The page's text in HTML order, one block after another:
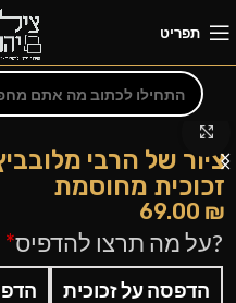
תפריט
ציור של הרבי
זכוכית מחוסמת
69.00 ₪
?על מה תרצו להדפיס*
הדפסה על זכוכית